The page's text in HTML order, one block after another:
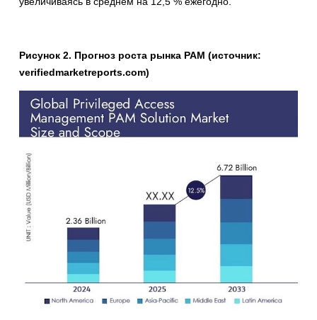
Рисунок 2. Прогноз роста рынка PAM (источник:
verifiedmarketreports.com)